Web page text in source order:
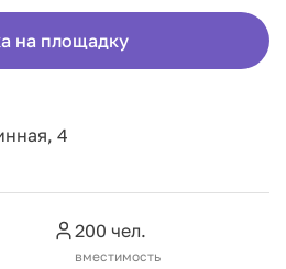
на площадку
4
200 чел.
вместимость